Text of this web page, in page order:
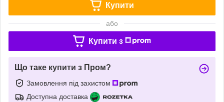
Купити
або
Купити з
Що таке купити з Пром?
Замовлення під захистом
Доступна доставка